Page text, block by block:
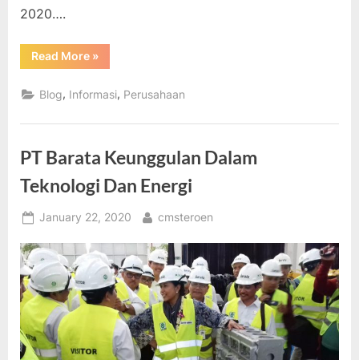
2020….
Read More“LIPI
Beberkan
Yang
di
»
Blog, Informasi, Perusahaan
PT Barata Keunggulan Dalam
Teknologi Dan Energi
Posted
January 22, 2020 By
cmsteroen